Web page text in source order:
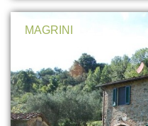
MAGRINI